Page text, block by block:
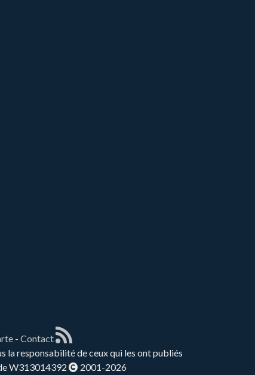
- Contact
la responsabilité de ceux qui les ont publiés
W313014392
2001-2026